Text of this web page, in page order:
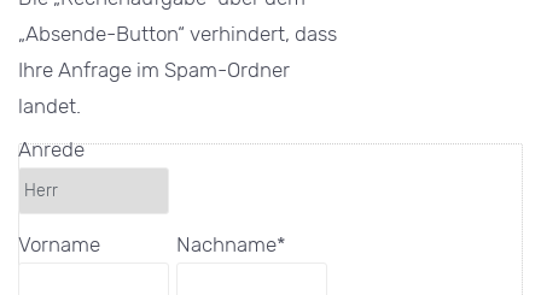
„Absende-Button“ verhindert, dass
Ihre Anfrage im Spam-Ordner
landet.
Anrede
Vorname Nachname*